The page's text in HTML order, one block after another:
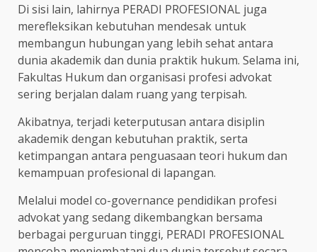
Di sisi lain, lahirnya PERADI PROFESIONAL juga
merefleksikan kebutuhan mendesak untuk
membangun hubungan yang lebih sehat antara
dunia akademik dan dunia praktik hukum. Selama ini,
Fakultas Hukum dan organisasi profesi advokat
sering berjalan dalam ruang yang terpisah.
Akibatnya, terjadi keterputusan antara disiplin
akademik dengan kebutuhan praktik, serta
ketimpangan antara penguasaan teori hukum dan
kemampuan profesional di lapangan.
Melalui model co-governance pendidikan profesi
advokat yang sedang dikembangkan bersama
berbagai perguruan tinggi, PERADI PROFESIONAL